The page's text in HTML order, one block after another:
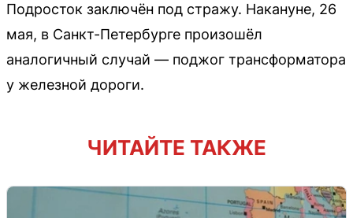
Подросток заключён под стражу. Накануне, 26
мая, в Санкт-Петербурге произошёл
аналогичный случай — поджог трансформатора
у железной дороги.
ЧИТАЙТЕ ТАКЖЕ